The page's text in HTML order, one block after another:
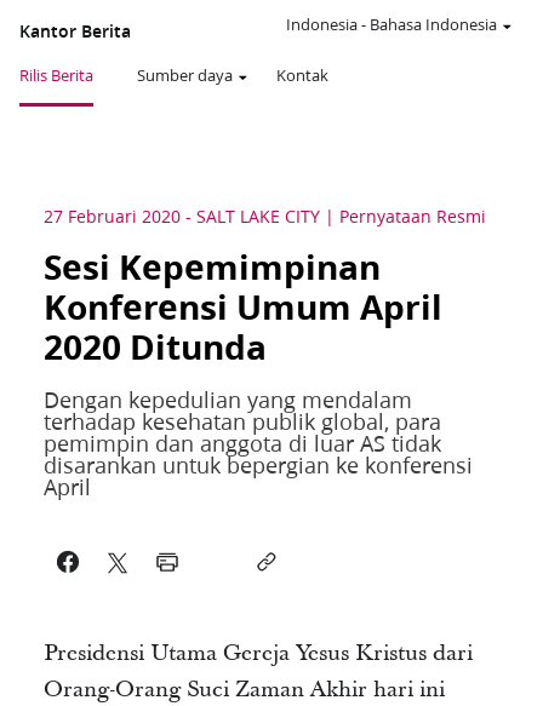
Kantor Berita
Rilis Berita Sumber daya Kontak
Indonesia- Bahasa Indonesia
27 Februari 2020 - SALT LAKE CITY Pernyataan Resmi
Sesi Kepemimpinan
Konferensi Umum April
2020 Ditunda
Dengan kepedulian yang mendalam
terhadap kesehatan publik global, para
pemimpin dan anggota di luar AS tidak
disarankan untuk bepergian ke konferensi
April
Presidensi Utama Gereja Yesus Kristus dari
Orang-Orang Suci Zaman Akhir hari ini